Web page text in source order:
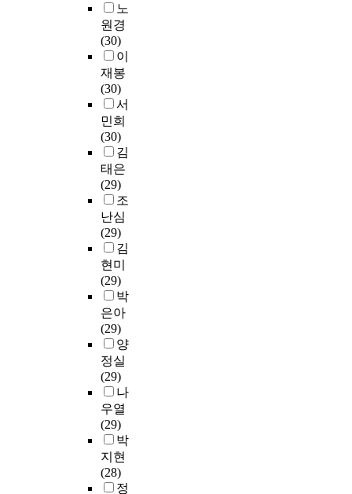
노
원경
(30)
이
재봉
(30)
서
민희
(30)
김
태은
(29)
조
난심
(29)
김
현미
(29)
박
은아
(29)
양
정실
(29)
나
우열
(29)
박
지현
(28)
정